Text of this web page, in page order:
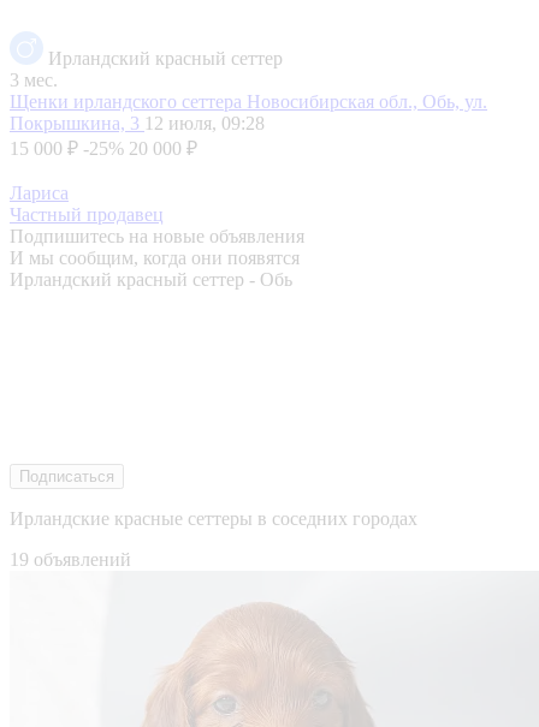
Ирландский красный сеттер
3 мес.
Щенки ирландского сеттера Новосибирская обл., Обь, ул.
Покрышкина, 3 12 июля, 09:28
15 000 ₽ -25% 20 000 ₽
Лариса
Частный продавец
Подпишитесь на новые объявления
И мы сообщим, когда они появятся
Ирландский красный сеттер - Обь
Подписаться
Ирландские красные сеттеры в соседних городах
19 объявлений